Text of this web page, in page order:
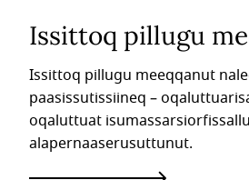
Issittoq pillugu
Issittoq pillugu meeqqanut
paasissutissiineq –
oqaluttuat
alapernaaserusuttunut.